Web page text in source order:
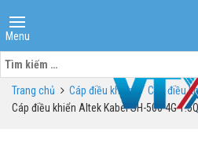
Menu
Tìm
kiếm
cho:Trang chủ Cáp điều khiển
Cáp điều
Cáp điều khiển Altek Kabel SH-500 4G